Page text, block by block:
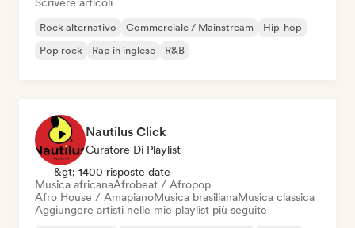
Rock alternativo Commerciale / Mainstream
Hip-hop
Pop rock
Rap in inglese R&B
Nautilus Click
Curatore Di Playlist
&gt; 1400 risposte date
Musica africanaAfrobeat / Afropop
Afro House / AmapianoMusica brasilianaMusica classica
Aggiungere artisti nelle mie playlist più seguite